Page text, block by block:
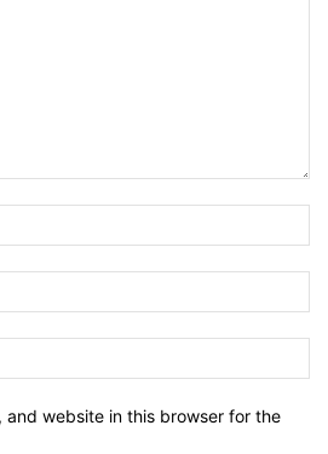
and website in this browser for the